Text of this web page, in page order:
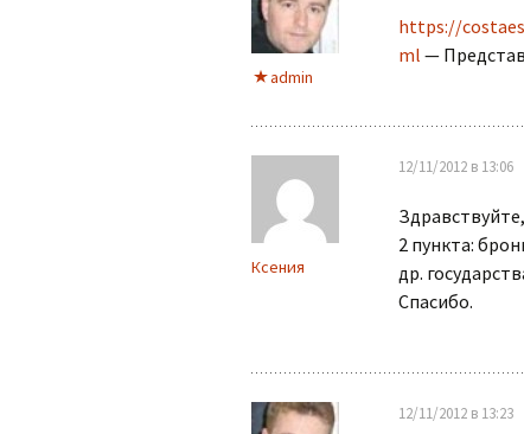
admin
https://
ml —
Ксения
12/11/2012 в 13:06
2 пункта:
др.
Спасибо.
12/11/2012 в 13:23